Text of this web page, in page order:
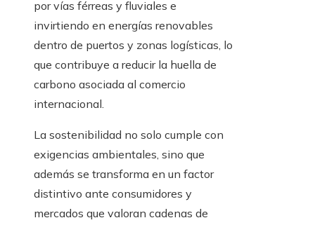
por vías férreas y fluviales e
invirtiendo en energías renovables
dentro de puertos y zonas logísticas, lo
que contribuye a reducir la huella de
carbono asociada al comercio
internacional.
La sostenibilidad no solo cumple con
exigencias ambientales, sino que
además se transforma en un factor
distintivo ante consumidores y
mercados que valoran cadenas de